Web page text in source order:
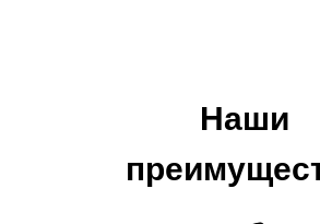
Наши